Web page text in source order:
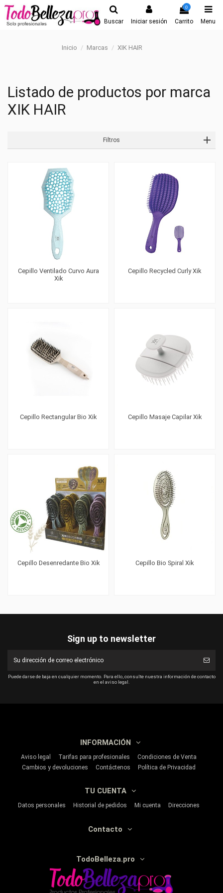
Buscar Iniciar sesión
0
Carrito Menu
Inicio Marcas XIK HAIR
Listado de productos por marca
XIK HAIR
Filtros
Cepillo Ventilado Curvo Aura
Xik
Cepillo Recycled Curly Xik
Cepillo Rectangular Bio Xik Cepillo Masaje Capilar Xik
Cepillo Desenredante Bio Xik Cepillo Bio Spiral Xik
Sign up to newsletter
Puede darse de baja en cualquier momento. Para ello, consulte nuestra información de contacto
en el aviso legal.
INFORMACIÓN
Aviso legal Tarifas para profesionales
Condiciones de Venta
Cambios y devoluciones
Contáctenos Política de Privacidad
TU CUENTA
Datos personales Historial de pedidos Mi cuenta Direcciones
Contacto
TodoBelleza.pro